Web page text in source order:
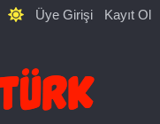
Üye Girişi Kayıt Ol